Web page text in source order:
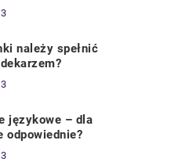
należy spełnić
językowe – dla
odpowiednie?